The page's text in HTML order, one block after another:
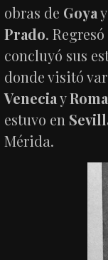
obras de Goya
Prado.
concluyó sus
donde visitó
VeneciayRoma
estuvo en
Mérida.